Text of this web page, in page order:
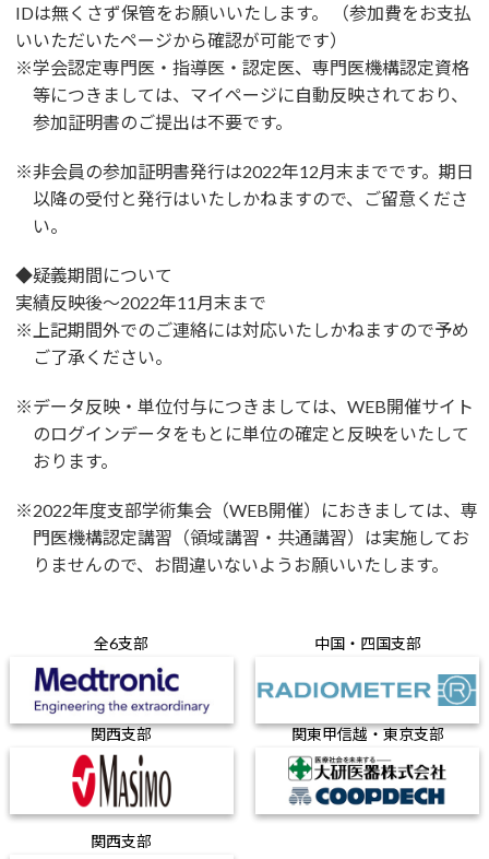
IDは無くさず保管をお願いいたします。 （参加費をお支払
いいただいたページから確認が可能です）
※学会認定専門医・指導医・認定医、専門医機構認定資格
等につきましては、マイページに自動反映されており、
参加証明書のご提出は不要です。
※非会員の参加証明書発行は2022年12月末までです。期日
以降の受付と発行はいたしかねますので、ご留意くださ
い。
◆疑義期間について
実績反映後～2022年11月末まで
※上記期間外でのご連絡には対応いたしかねますので予め
ご了承ください。
※データ反映・単位付与につきましては、WEB開催サイト
のログインデータをもとに単位の確定と反映をいたして
おります。
※2022年度支部学術集会（WEB開催）におきましては、専
門医機構認定講習（領域講習・共通講習）は実施してお
りませんので、お間違いないようお願いいたします。
全6支部 中国・四国支部
関西支部 関東甲信越・東京支部
関西支部